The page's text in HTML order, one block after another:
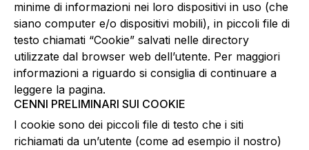
minime di informazioni nei loro dispositivi in uso (che
siano computer e/o dispositivi mobili), in piccoli file di
testo chiamati “Cookie” salvati nelle directory
utilizzate dal browser web dell’utente. Per maggiori
informazioni a riguardo si consiglia di continuare a
leggere la pagina.
CENNI PRELIMINARI SUI COOKIE
I cookie sono dei piccoli file di testo che i siti
richiamati da un’utente (come ad esempio il nostro)